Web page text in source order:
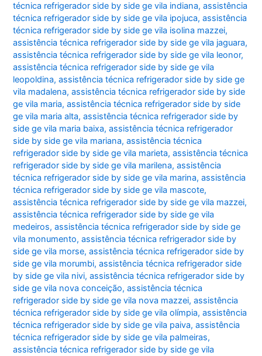
técnica refrigerador side by side ge vila indiana,assistência
técnica refrigerador side by side ge vila ipojuca,assistência
técnica refrigerador side by side ge vila isolina mazzei,
assistência técnica refrigerador side by side ge vila jaguara,
assistência técnica refrigerador side by side ge vila leonor,
assistência técnica refrigerador side by side ge vila
leopoldina,assistência técnica refrigerador side by side ge
vila madalena,assistência técnica refrigerador side by side
ge vila maria,assistência técnica refrigerador side by side
ge vila maria alta,assistência técnica refrigerador side by
side ge vila maria baixa,assistência técnica refrigerador
side by side ge vila mariana,assistência técnica
refrigerador side by side ge vila marieta,assistência técnica
refrigerador side by side ge vila marilena,assistência
técnica refrigerador side by side ge vila marina,assistência
técnica refrigerador side by side ge vila mascote,
assistência técnica refrigerador side by side ge vila mazzei,
assistência técnica refrigerador side by side ge vila
medeiros,assistência técnica refrigerador side by side ge
vila monumento,assistência técnica refrigerador side by
side ge vila morse,assistência técnica refrigerador side by
side ge vila morumbi,assistência técnica refrigerador side
by side ge vila nivi,assistência técnica refrigerador side by
side ge vila nova conceição,assistência técnica
refrigerador side by side ge vila nova mazzei,assistência
técnica refrigerador side by side ge vila olímpia,assistência
técnica refrigerador side by side ge vila paiva,assistência
técnica refrigerador side by side ge vila palmeiras,
assistência técnica refrigerador side by side ge vila